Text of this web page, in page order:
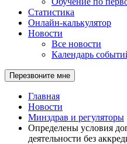
Статистика
Онлайн-калькулятор
Новости
Все новости
Календарь
Перезвоните мне
Главная
Новости
Минздрав и регуляторы
Определены условия
деятельности без